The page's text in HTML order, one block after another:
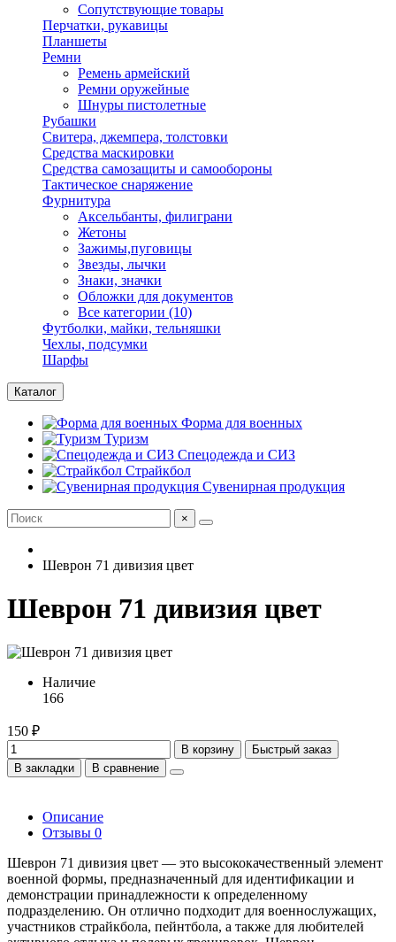
Сопутствующие товары
Перчатки, рукавицы
Планшеты
Ремни
Ремень армейский
Ремни оружейные
Шнуры пистолетные
Рубашки
Свитера, джемпера, толстовки
Средства маскировки
Средства самозащиты и самообороны
Тактическое снаряжение
Фурнитура
Аксельбанты, филиграни
Жетоны
Зажимы,пуговицы
Звезды, лычки
Знаки, значки
Обложки для документов
Все категории (10)
Футболки, майки, тельняшки
Чехлы, подсумки
Шарфы
Каталог
Форма для военных
Туризм
Спецодежда и СИЗ
Страйкбол
Сувенирная продукция
×
Шеврон 71 дивизия цвет
Шеврон 71 дивизия цвет
Наличие
166
150 ₽
В корзину
Быстрый заказ
В закладки
В сравнение
Описание
Отзывы 0
Шеврон 71 дивизия цвет — это высококачественный элемент
военной формы, предназначенный для идентификации и
демонстрации принадлежности к определенному
подразделению. Он отлично подходит для военнослужащих,
участников страйкбола, пейнтбола, а также для любителей